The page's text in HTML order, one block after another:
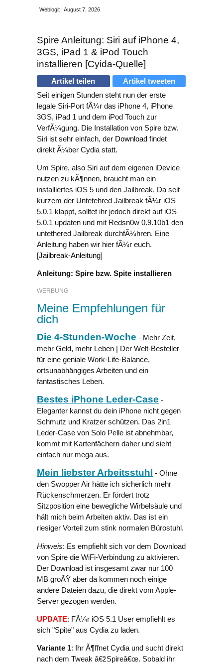
Weblogit | August 7, 2026
Spire Anleitung: Siri auf iPhone 4,
3GS, iPad 1 & iPod Touch
installieren [Cyida-Quelle]
Artikel teilen
Artikel tweeten
Seit einigen Stunden steht nun der erste
legale Siri-Port fÃ¼r das iPhone 4, iPhone
3GS, iPad 1 und dem iPod Touch zur
VerfÃ¼gung. Die Installation von Spire bzw.
Siri ist sehr einfach, der Download findet
direkt Ã¼ber Cydia statt.
Um Spire, also Siri auf dem eigenen iDevice
nutzen zu kÃ¶nnen, braucht man ein
installiertes iOS 5 und den Jailbreak. Da seit
kurzem der Untetehred Jailbreak fÃ¼r iOS
5.0.1 klappt, solltet ihr jedoch direkt auf iOS
5.0.1 updaten und mit Redsn0w 0.9.10b1 den
untethered Jailbreak durchfÃ¼hren. Eine
Anleitung haben wir hier fÃ¼r euch.
[Jailbreak-Anleitung]
Anleitung: Spire bzw. Spite installieren
WERBUNG
Meine Empfehlungen für
dich
Die 4-Stunden-Woche - Mehr Zeit,
mehr Geld, mehr Leben | Der Welt-Besteller
für eine geniale Work-Life-Balance,
ortsunabhängiges Arbeiten und ein
fantastisches Leben.
Bestes iPhone Leder-Case -
Eleganter kannst du dein iPhone nicht gegen
Schmutz und Kratzer schützen. Das 2in1
Leder-Case von Solo Pelle ist abnehmbar,
kommt mit Kartenfächern daher und sieht
einfach nur mega aus.
Mein liebster Arbeitsstuhl - Ohne
den Swopper Air hätte ich sicherlich mehr
Rückenschmerzen. Er fördert trotz
Sitzposition eine bewegliche Wirbelsäule und
hält mich beim Arbeiten aktiv. Das ist ein
riesiger Vorteil zum stink normalen Bürostuhl.
Hinweis: Es empfiehlt sich vor dem Download
von Spire die WiFi-Verbindung zu aktivieren.
Der Download ist insgesamt zwar nur 100
MB groÃŸ aber da kommen noch einige
andere Dateien dazu, die direkt vom Apple-
Server gezogen werden.
UPDATE: FÃ¼r iOS 5.1 User empfiehlt es
sich "Spite" aus Cydia zu laden.
Variante 1: Ihr Ã¶ffnet Cydia und sucht direkt
nach dem Tweak â€žSpireâ€œ. Sobald ihr